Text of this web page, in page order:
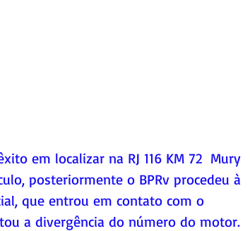
em localizar na RJ 116 KM 72  Mury
posteriormente o BPRv procedeu à
que entrou em contato com o
a divergência do número do motor.